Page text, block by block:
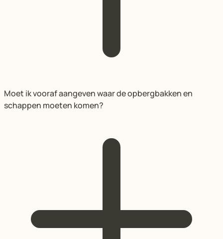
Moet ik vooraf aangeven waar de opbergbakken en
schappen moeten komen?